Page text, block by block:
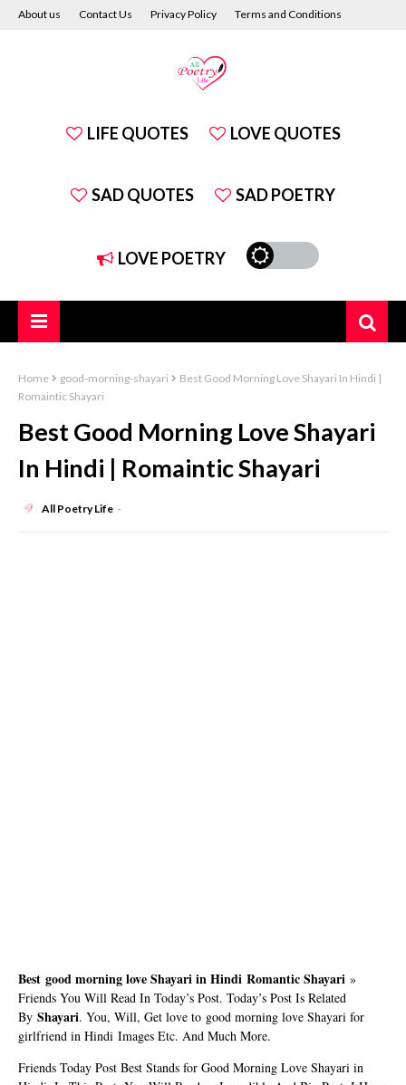
About us Contact Us Privacy Policy Terms and Conditions
LIFE QUOTES LOVE QUOTES
SAD QUOTES SAD POETRY
LOVE POETRY
Home good-morning-shayari
Best Good Morning Love Shayari In Hindi |
Romaintic Shayari
Best Good Morning Love Shayari
In Hindi | Romaintic Shayari
All Poetry Life
Best good morning love Shayari in Hindi Romantic Shayari »
Friends You Will Read In Today’s Post. Today’s Post Is Related
By Shayari. You, Will, Get love to good morning love Shayari for
girlfriend in Hindi Images Etc. And Much More.
Friends Today Post Best Stands for Good Morning Love Shayari in